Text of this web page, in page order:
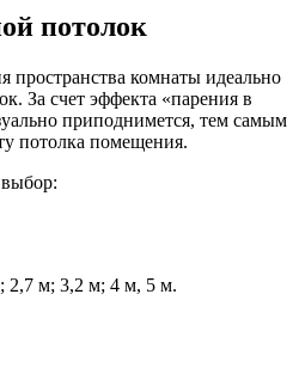
потолок
пространства комнаты идеально
За счет эффекта «парения в
приподнимется, тем самым
потолка помещения.
2,7 м; 3,2 м; 4 м, 5 м.